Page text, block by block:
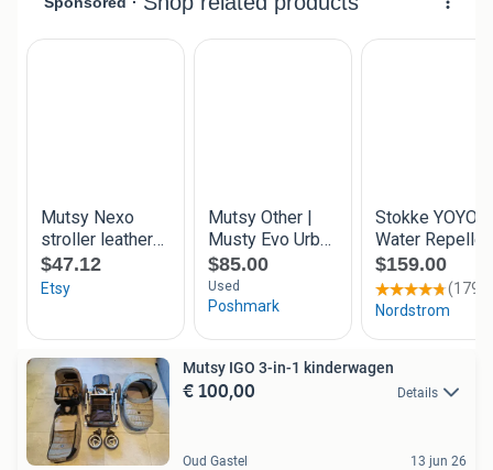
Mutsy IGO 3-in-1 kinderwagen
€ 100,00 Details
Oud Gastel 13 jun 26